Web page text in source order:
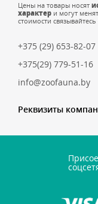
Цены на товары носят
характер и могут
стоимости
+375 (29) 653-82-07
+375(29) 779-51-16
info@zoofauna.by
Реквизиты